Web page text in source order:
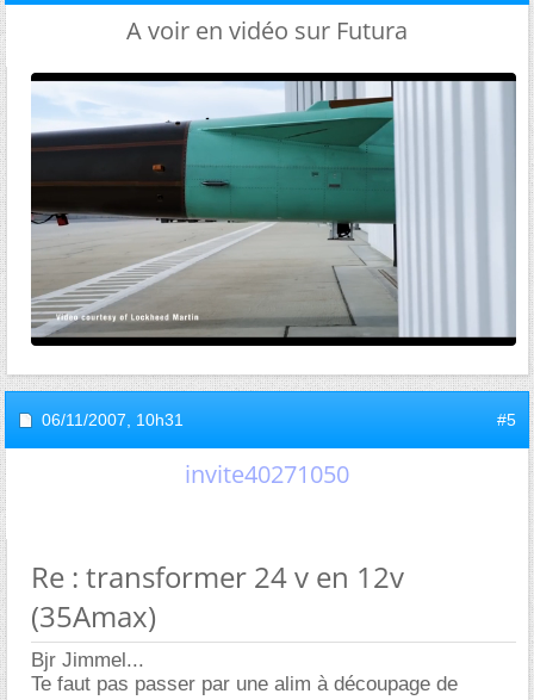
A voir en vidéo sur Futura
06/11/2007, 10h31 #5
invite40271050
Re : transformer 24 v en 12v
(35Amax)
Bjr Jimmel...
Te faut pas passer par une alim à découpage de